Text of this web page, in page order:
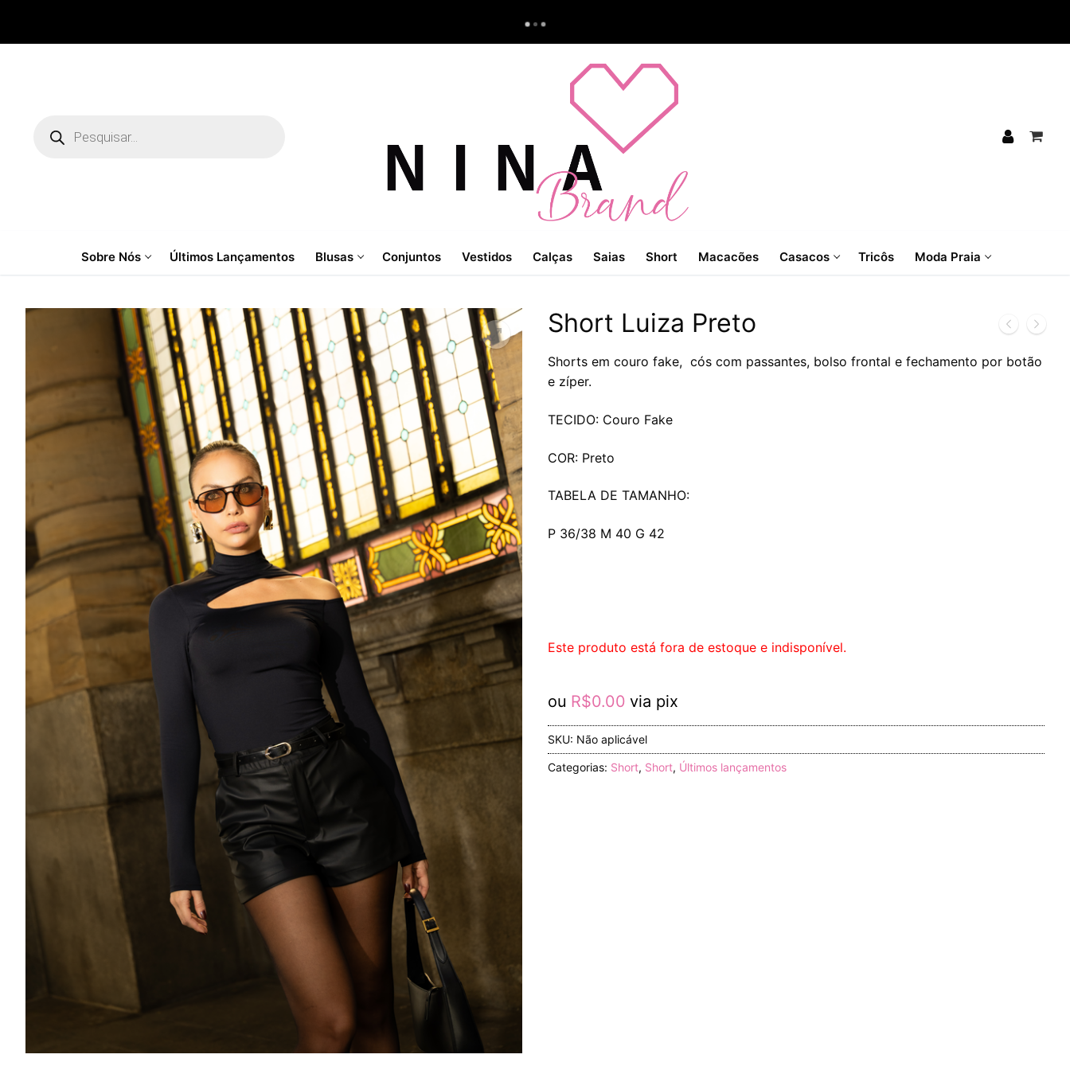
produtos
Sobre Nós Últimos Lançamentos Blusas Conjuntos Vestidos Calças Saias Short Macacões Casacos Tricôs Moda Praia
Short Luiza Preto
Shorts em couro fake, cós com passantes, bolso frontal e fechamento por botão
e zíper.
TECIDO: Couro Fake
COR: Preto
TABELA DE TAMANHO:
P 36/38 M 40 G 42
Este produto está fora de estoque e indisponível.
ou R$0.00 via pix
SKU: Não aplicável
Categorias: Short, Short, Últimos lançamentos